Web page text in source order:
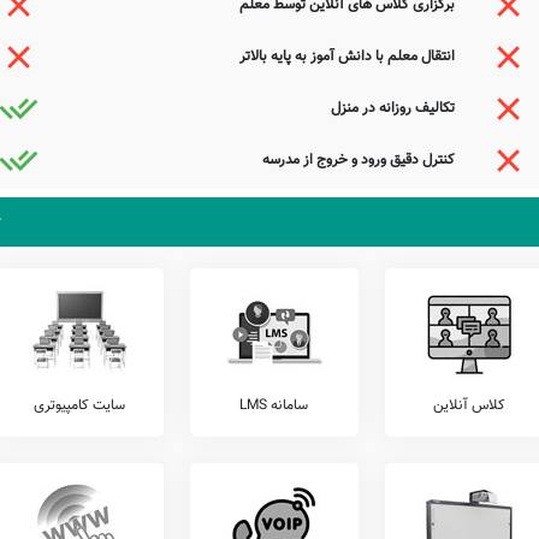
بشیری را شامل آزمون های گاج، خیلی سبز، مرآت، کانگورو، قلمچی، و... را قبل از ثبت نام
باشد. مدرسه دولتی شهید حیدرعلی بشیری، آمادگی پذیرش دانش آموزان کلیه مناطق سنقر
که بر نظم تو افشاند فلک عقد ثریا را
که سر به کوه و بیابان تو داده‌ای ما را
هوشمند سامانه های آنلاین گردآوری شده است. به همین جهت ممکن است در برخی از
این مدرسه هستید و یا اطلاعات دقیقتری در این خصوص دارید عمیقاً خواهشمندیم ما را جهت
دیدگاه ها و نقطه نظرات تکمیل کننده شما می باشد.
برگزاری کلاس های آنلاین توسط معلم
انتقال معلم با دانش آموز به پایه بالاتر
تکالیف روزانه در منزل
کنترل دقیق ورود و خروج از مدرسه
کلاس آنلاین سامانه LMS سایت کامپیوتری